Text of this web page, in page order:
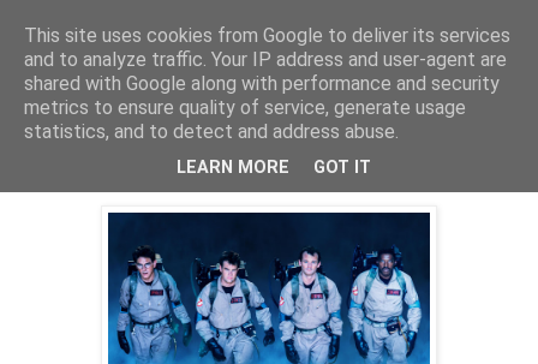
2024. augusztus 28., szerda
MAX - szeptemberi ajánló
This site uses cookies from Google to deliver its services
and to analyze traffic. Your IP address and user-agent are
shared with Google along with performance and security
metrics to ensure quality of service, generate usage
statistics, and to detect and address abuse.
LEARN MORE GOT IT